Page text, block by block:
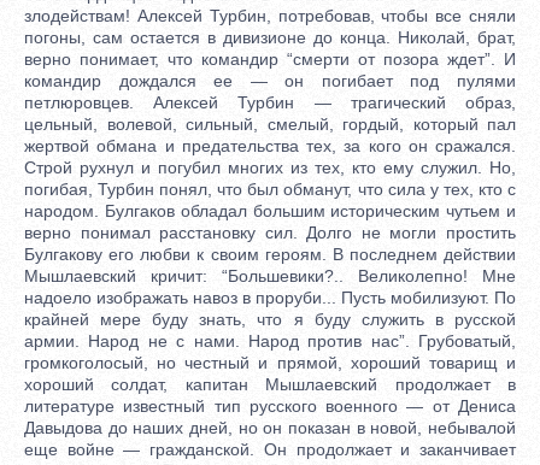
злодействам! Алексей Турбин, потребовав, чтобы все сняли
погоны, сам остается в дивизионе до конца. Николай, брат,
верно понимает, что командир “смерти от позора ждет”. И
командир дождался ее — он погибает под пулями
петлюровцев. Алексей Турбин — трагический образ,
цельный, волевой, сильный, смелый, гордый, который пал
жертвой обмана и предательства тех, за кого он сражался.
Строй рухнул и погубил многих из тех, кто ему служил. Но,
погибая, Турбин понял, что был обманут, что сила у тех, кто с
народом. Булгаков обладал большим историческим чутьем и
верно понимал расстановку сил. Долго не могли простить
Булгакову его любви к своим героям. В последнем действии
Мышлаевский кричит: “Большевики?.. Великолепно! Мне
надоело изображать навоз в проруби... Пусть мобилизуют. По
крайней мере буду знать, что я буду служить в русской
армии. Народ не с нами. Народ против нас”. Грубоватый,
громкоголосый, но честный и прямой, хороший товарищ и
хороший солдат, капитан Мышлаевский продолжает в
литературе известный тип русского военного — от Дениса
Давыдова до наших дней, но он показан в новой, небывалой
еще войне — гражданской. Он продолжает и заканчивает